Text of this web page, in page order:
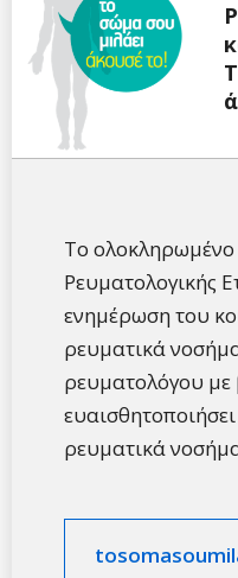
Το ολοκληρωμένο
Ρευματολογικής
ενημέρωση του
ρευματικά
ρευματολόγου με
ρευματικά